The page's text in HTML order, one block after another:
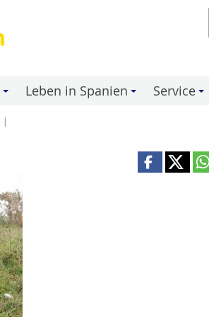
Leben in Spanien Service